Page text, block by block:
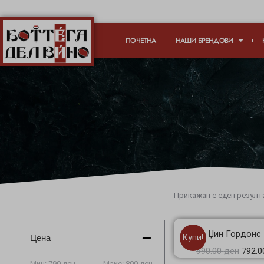
ПОЧЕТНА НАШИ БРЕНДОВИ
Цена
Прикажан е еден
Купи!
Џин Гордонс
990.00ден